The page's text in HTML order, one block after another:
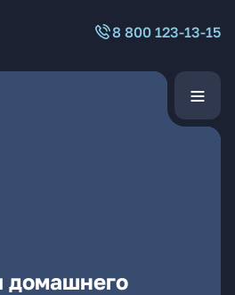
8 800 123-13-15
домашнего